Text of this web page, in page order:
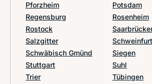
Pforzheim
Potsdam
Regensburg
Rosenheim
Rostock
Salzgitter
Schweinfurt
Schwäbisch Gmünd
Siegen
Stuttgart
Suhl
Trier
Tübingen